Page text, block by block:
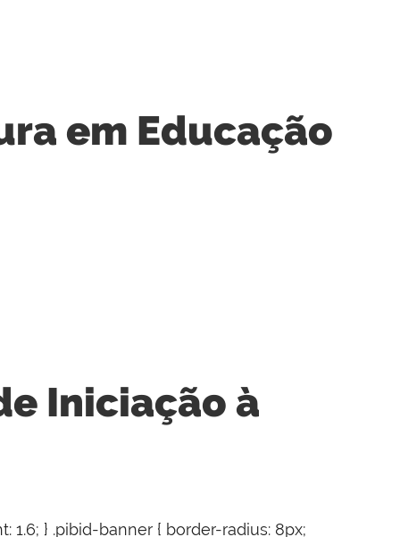
em Educação
Iniciação à
} .pibid-banner { border-radius: 8px;